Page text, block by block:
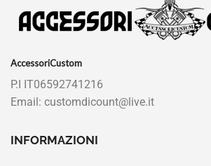
AccessoriCustom
P.I IT06592741216
Email: customdicount@live.it
INFORMAZIONI